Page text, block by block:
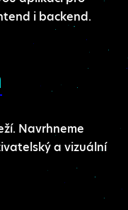
i backend.
Navrhneme
a vizuální